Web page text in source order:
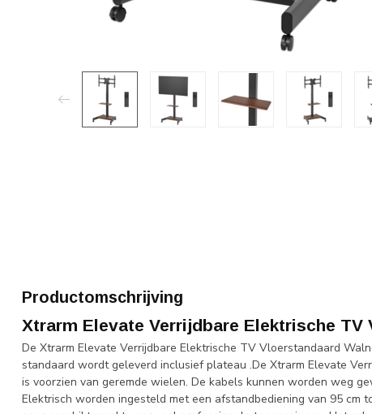
Productomschrijving
Xtrarm Elevate Verrijdbare Elektrische TV
De Xtrarm Elevate Verrijdbare Elektrische TV Vloerstandaard
standaard wordt geleverd inclusief plateau .De Xtrarm Elevate
is voorzien van geremde wielen. De kabels kunnen worden weg
Elektrisch worden ingesteld met een afstandbediening van 95 cm